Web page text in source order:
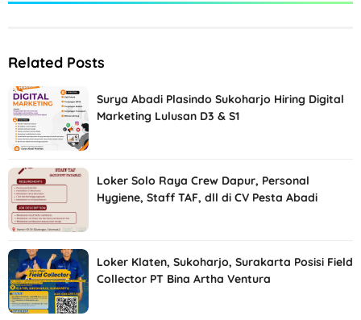
Related Posts
Surya Abadi Plasindo Sukoharjo Hiring Digital
Marketing Lulusan D3 & S1
Loker Solo Raya Crew Dapur, Personal
Hygiene, Staff TAF, dll di CV Pesta Abadi
Loker Klaten, Sukoharjo, Surakarta Posisi Field
Collector PT Bina Artha Ventura